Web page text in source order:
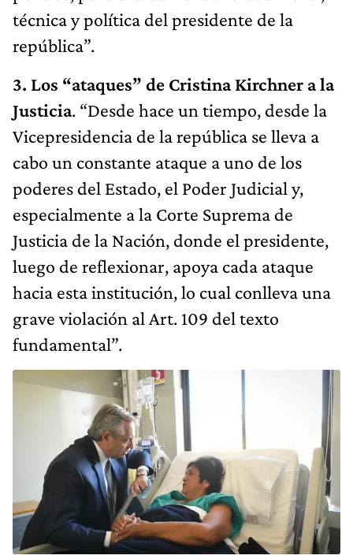
técnica y política del presidente de la
república”.
3. Los “ataques” de Cristina Kirchner a la
Justicia. “Desde hace un tiempo, desde la
Vicepresidencia de la república se lleva a
cabo un constante ataque a uno de los
poderes del Estado, el Poder Judicial y,
especialmente a la Corte Suprema de
Justicia de la Nación, donde el presidente,
luego de reflexionar, apoya cada ataque
hacia esta institución, lo cual conlleva una
grave violación al Art. 109 del texto
fundamental”.